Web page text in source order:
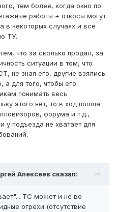
тем более, когда окно по
работы + откосы могут
в некоторых случаях и все
ТУ.
что за сколько продал, за
ситуации в том, что
не зная его, другие взялись
а для того, чтобы его
понимать весь
этого нет, то в ход пошла
форума и т.д.,
подъезда не хватает для
Алексеев сказал:
ТС может и не во
огрехи (отсутствие